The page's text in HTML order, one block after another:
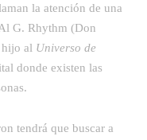
la atención de una
G. Rhythm (Don
hijo al Universo de
donde existen las
tendrá que buscar a